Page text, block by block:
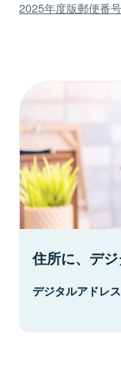
2025年度版郵便番
住所に、デジ
デジタルアドレ